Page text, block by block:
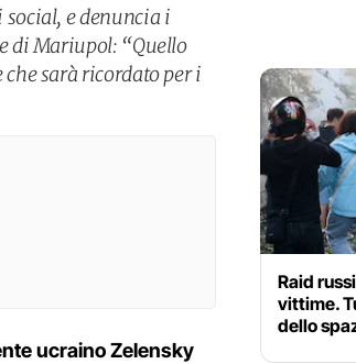
e denuncia i
di Mariupol: “Quello
sarà ricordato per i
ucraino Zelensky
Raid
vittime.
dello